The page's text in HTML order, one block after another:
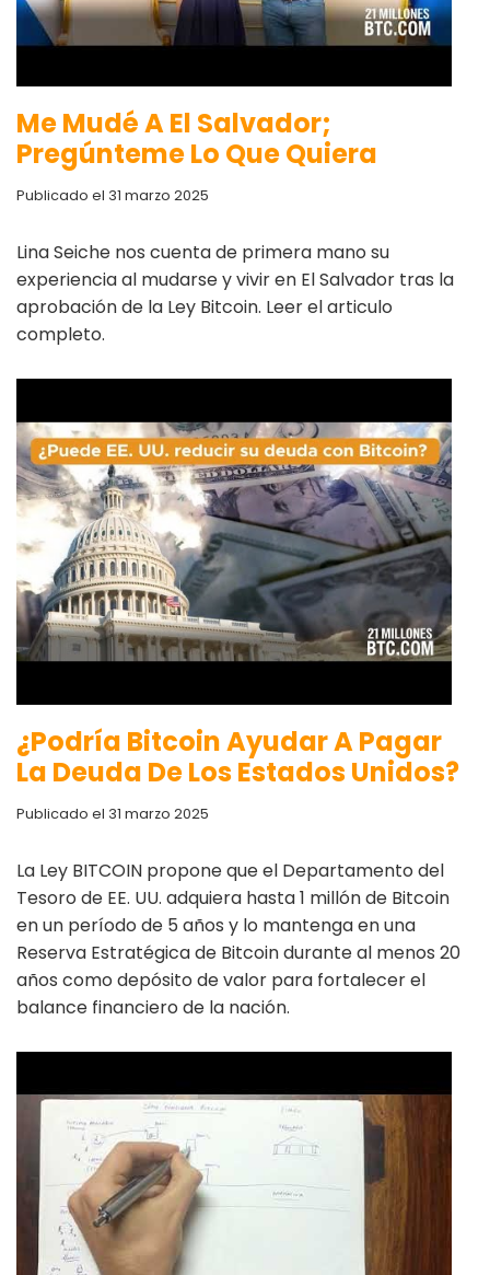
Me Mudé A El Salvador;
Pregúnteme Lo Que Quiera
Publicado el 31 marzo 2025
Lina Seiche nos cuenta de primera mano su
experiencia al mudarse y vivir en El Salvador tras la
aprobación de la Ley Bitcoin. Leer el articulo
completo.
¿Podría Bitcoin Ayudar A Pagar
La Deuda De Los Estados Unidos?
Publicado el 31 marzo 2025
La Ley BITCOIN propone que el Departamento del
Tesoro de EE. UU. adquiera hasta 1 millón de Bitcoin
en un período de 5 años y lo mantenga en una
Reserva Estratégica de Bitcoin durante al menos 20
años como depósito de valor para fortalecer el
balance financiero de la nación.